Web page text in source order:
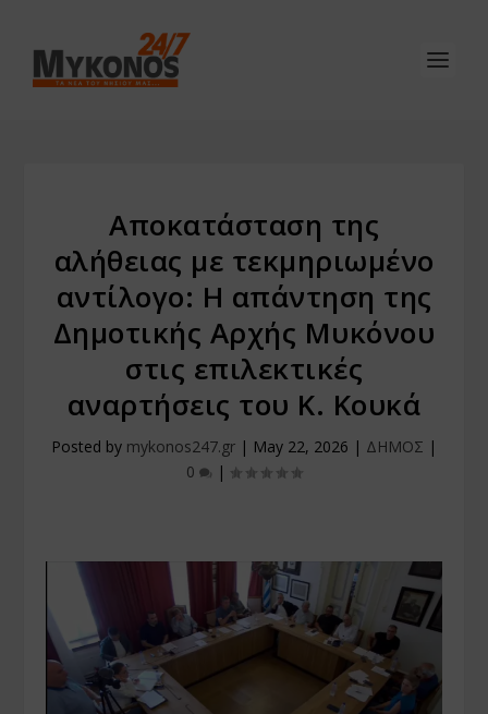
Αποκατάσταση της
αλήθειας με τεκμηριωμένο
αντίλογο: Η απάντηση της
Δημοτικής Αρχής Μυκόνου
στις επιλεκτικές
αναρτήσεις του Κ. Κουκά
Posted by mykonos247.gr | May 22, 2026 | ΔΗΜΟΣ |
0
|